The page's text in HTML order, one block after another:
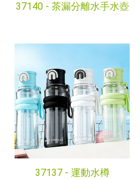
37140 - 茶漏分離水手水壺
37137 - 運動水樽